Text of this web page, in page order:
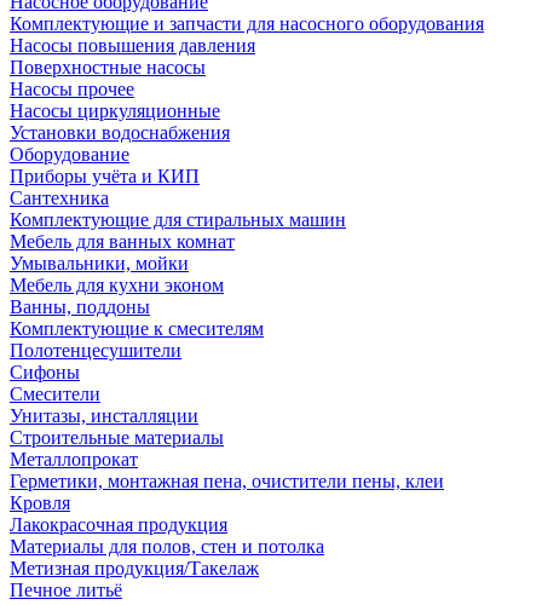
Комплектующие и запчасти для насосного оборудования
Насосы повышения давления
Поверхностные насосы
Насосы прочее
Насосы циркуляционные
Установки водоснабжения
Оборудование
Приборы учёта и КИП
Сантехника
Комплектующие для стиральных машин
Мебель для ванных комнат
Умывальники, мойки
Мебель для кухни эконом
Ванны, поддоны
Комплектующие к смесителям
Полотенцесушители
Сифоны
Смесители
Унитазы, инсталляции
Строительные материалы
Металлопрокат
Герметики, монтажная пена, очистители пены, клеи
Кровля
Лакокрасочная продукция
Материалы для полов, стен и потолка
Метизная продукция/Такелаж
Печное литьё